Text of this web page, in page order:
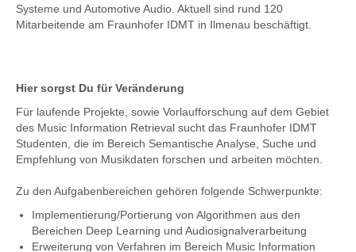
Systeme und Automotive Audio. Aktuell sind rund 120
Mitarbeitende am Fraunhofer IDMT in Ilmenau beschäftigt.
Hier sorgst Du für Veränderung
Für laufende Projekte, sowie Vorlaufforschung auf dem Gebiet
des Music Information Retrieval sucht das Fraunhofer IDMT
Studenten, die im Bereich Semantische Analyse, Suche und
Empfehlung von Musikdaten forschen und arbeiten möchten.
Zu den Aufgabenbereichen gehören folgende Schwerpunkte:
Implementierung/Portierung von Algorithmen aus den
Bereichen Deep Learning und Audiosignalverarbeitung
Erweiterung von Verfahren im Bereich Music Information